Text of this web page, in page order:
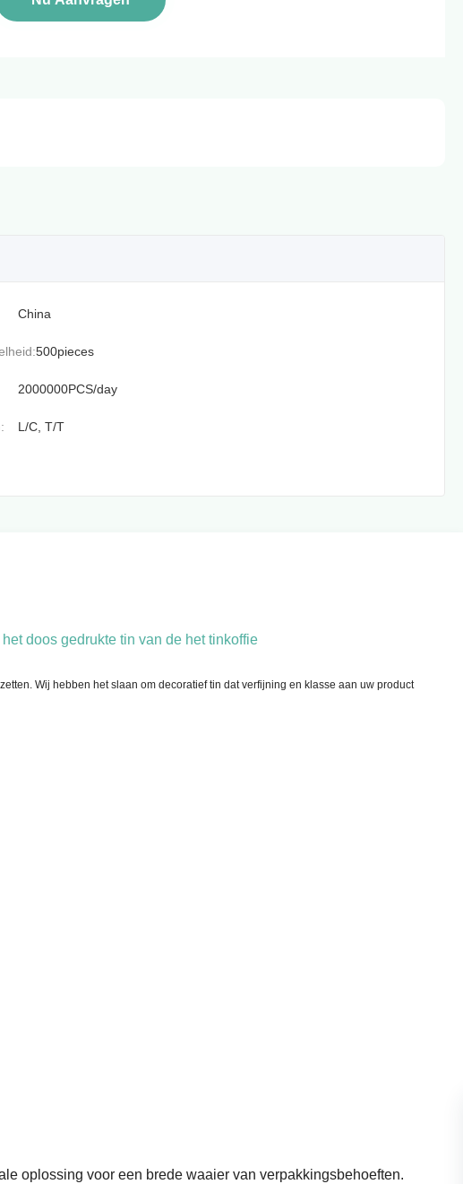
China
500pieces
2000000PCS/day
L/C, T/T
doos gedrukte tin van de het tinkoffie
Wij hebben het slaan om decoratief tin dat verfijning en klasse aan uw product
oplossing voor een brede waaier van verpakkingsbehoeften.